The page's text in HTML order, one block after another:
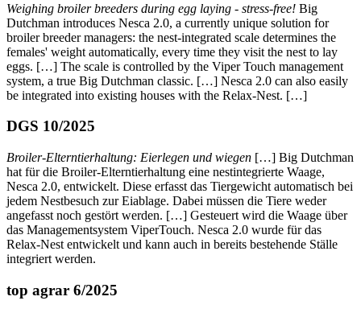
Weighing broiler breeders during egg laying - stress-free! Big
Dutchman introduces Nesca 2.0, a currently unique solution for
broiler breeder managers: the nest-integrated scale determines the
females' weight automatically, every time they visit the nest to lay
eggs. […] The scale is controlled by the Viper Touch management
system, a true Big Dutchman classic. […] Nesca 2.0 can also easily
be integrated into existing houses with the Relax-Nest. […]
DGS 10/2025
Broiler-Elterntierhaltung: Eierlegen und wiegen […] Big Dutchman
hat für die Broiler-Elterntierhaltung eine nestintegrierte Waage,
Nesca 2.0, entwickelt. Diese erfasst das Tiergewicht automatisch bei
jedem Nestbesuch zur Eiablage. Dabei müssen die Tiere weder
angefasst noch gestört werden. […] Gesteuert wird die Waage über
das Managementsystem ViperTouch. Nesca 2.0 wurde für das
Relax-Nest entwickelt und kann auch in bereits bestehende Ställe
integriert werden.
top agrar 6/2025